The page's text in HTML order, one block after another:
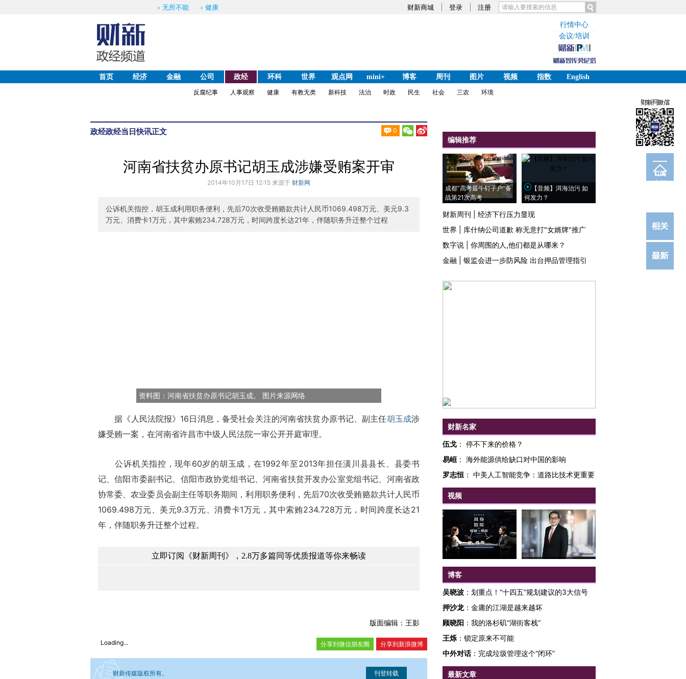
财新商城 登录 注册
无所不能 健康
行情中心
会议/培训
首页 经济 金融 公司 政经 环科 世界 观点网 mini+ 博客 周刊 图片 视频 指数
English
反腐纪事
人事观察 健康 有教无类 新科技 法治 时政 民生 社会 三农 环境
政经政经当日快讯正文 0
订阅
电邮
河南省扶贫办原书记胡玉成涉嫌受贿案开审
2014年10月17日 12:15 来源于 财新网
公诉机关指控，胡玉成利用职务便利，先后70次收受贿赂款共计人民币1069.498万元、美元9.3
万元、消费卡1万元，其中索贿234.728万元，时间跨度长达21年，伴随职务升迁整个过程
资料图：河南省扶贫办原书记胡玉成。 图片来源网络
据《人民法院报》16日消息，备受社会关注的河南省扶贫办原书记、副主任胡玉成涉
嫌受贿一案，在河南省许昌市中级人民法院一审公开开庭审理。
公诉机关指控，现年60岁的胡玉成，在1992年至2013年担任潢川县县长、县委书
记、信阳市委副书记、信阳市政协党组书记、河南省扶贫开发办公室党组书记、河南省政
协常委、农业委员会副主任等职务期间，利用职务便利，先后70次收受贿赂款共计人民币
1069.498万元、美元9.3万元、消费卡1万元，其中索贿234.728万元，时间跨度长达21
年，伴随职务升迁整个过程。
立即订阅《财新周刊》，2.8万多篇同等优质报道等你来畅读
版面编辑：王影
Loading... 分享到新浪微博
分享到微信朋友圈
财新传媒版权所有。
编辑推荐
成都“高考最牛钉子户”备
战第21次高考
【音频】洱海治污 如
何发力？
财新周刊
经济下行压力显现
世界
库什纳公司道歉 称无意打"女婿牌"推广
数字说
你周围的人,他们都是从哪来？
金融
银监会进一步防风险 出台押品管理指引
财新名家
伍戈 ： 停不下来的价格？
易峘 ： 海外能源供给缺口对中国的影响
罗志恒 ： 中美人工智能竞争：道路比技术更重要
视频
博客
吴晓波 ： 划重点！“十四五”规划建议的3大信号
押沙龙 ： 金庸的江湖是越来越坏
顾晓阳 ： 我的洛杉矶“湖街客栈”
王烁 ： 锁定原来不可能
中外对话： 完成垃圾管理这个“闭环”
最新文章